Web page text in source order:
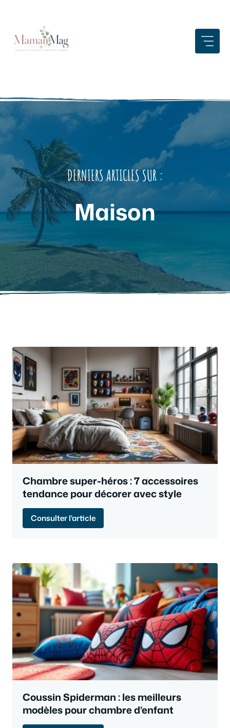
contenu
DERNIERS ARTICLES SUR :
Maison
Chambre super-héros : 7 accessoires
tendance pour décorer avec style
Consulter l'article
Coussin Spiderman : les meilleurs
modèles pour chambre d’enfant